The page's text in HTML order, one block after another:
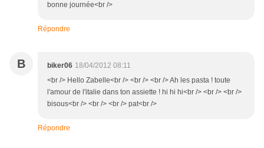
bonne journée<br />
Répondre
B biker06 18/04/2012 08:11
<br /> Hello Zabelle<br /> <br /> <br /> Ah les pasta ! toute
l'amour de l'italie dans ton assiette ! hi hi hi<br /> <br /> <br />
bisous<br /> <br /> <br /> pat<br />
Répondre